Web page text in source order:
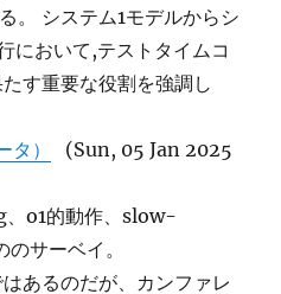
。 システム1モデルからシ
において,テストタイムコ
す重要な役割を強調し
）
(Sun, 05 Jan 2025
o1的動作、slow-
サーベイ。
あるのだが、カンファレ